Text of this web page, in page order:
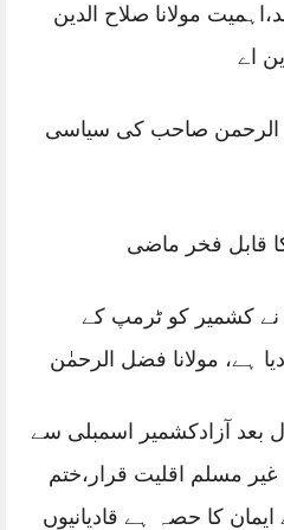
مولانا صلاح الدین
اے
الرحمن صاحب کی سیاسی
قابل فخر ماضی
نے کشمیر کو ٹرمپ کے
دیا ہے، مولانا فضل الرحمٰن
بعد آزادکشمیر اسمبلی سے
غیر مسلم اقلیت قرار،ختم
کا حصہ ہے قادیانیوں